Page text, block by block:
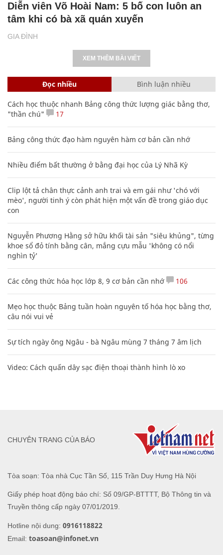
GIA ĐÌNH
Diễn viên Võ Hoài Nam: 5 bố con luôn an
tâm khi có bà xã quán xuyến
XEM THÊM BÀI VIẾT
Đọc nhiều Bình luận nhiều
Cách học thuộc nhanh Bảng công thức lượng giác bằng thơ,
"thần chú"
17
Bảng công thức đạo hàm nguyên hàm cơ bản cần nhớ
Nhiều điểm bất thường ở bằng đại học của Lý Nhã Kỳ
Clip lột tả chân thực cảnh anh trai và em gái như 'chó với
mèo', người tinh ý còn phát hiện một vấn đề trong giáo dục
con
Nguyễn Phương Hằng sở hữu khối tài sản "siêu khủng", từng
khoe sổ đỏ tính bằng cân, mắng cựu mẫu 'không có nổi
nghìn tỷ'
Các công thức hóa học lớp 8, 9 cơ bản cần nhớ 106
Mẹo học thuộc Bảng tuần hoàn nguyên tố hóa học bằng thơ,
câu nói vui vẻ
Sự tích ngày ông Ngâu - bà Ngâu mùng 7 tháng 7 âm lịch
Video: Cách quấn dây sạc điện thoại thành hình lò xo
Tòa soạn: Tòa nhà Cục Tần Số, 115 Trần Duy Hưng Hà Nội
Giấy phép hoạt động báo chí: Số 09/GP-BTTTT, Bộ Thông tin và
Truyền thông cấp ngày 07/01/2019.
Hotline nội dung: 0916118822
Email: toasoan@infonet.vn
CHUYÊN TRANG CỦA BÁO